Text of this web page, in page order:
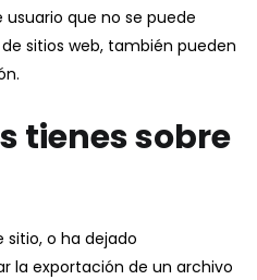
que no se puede
sitios web, también pueden
tienes sobre
sitio, o ha dejado
la exportación de un archivo